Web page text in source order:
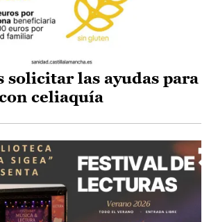
solicitar las ayudas para
celiaquía